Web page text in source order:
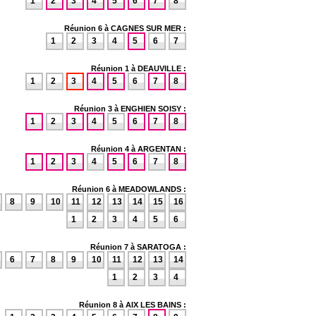
Réunion 6 à CAGNES SUR MER :
7
6
5
4
3
2
1
Réunion 1 à DEAUVILLE :
8
7
6
5
4
3
2
1
Réunion 3 à ENGHIEN SOISY :
8
7
6
5
4
3
2
1
Réunion 4 à ARGENTAN :
8
7
6
5
4
3
2
1
Réunion 6 à MEADOWLANDS :
16
15
14
13
12
11
10
9
8
6
5
4
3
2
1
Réunion 7 à SARATOGA :
14
13
12
11
10
9
8
7
6
4
3
2
1
Réunion 8 à AIX LES BAINS :